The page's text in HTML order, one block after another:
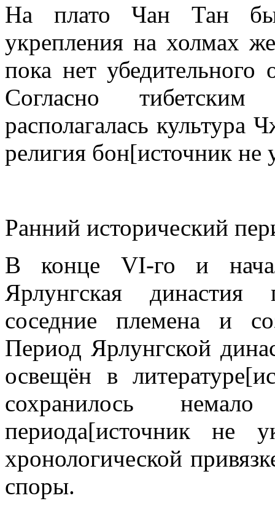
На плато Чан Тан
укрепления на холмах
пока нет убедительного
Согласно
располагалась культура
религия бон[источник не
Ранний исторический
В конце VI-го и
Ярлунгская династия
соседние племена и
Период Ярлунгской
освещён в
сохранилось
периода[источник не
хронологической
споры.